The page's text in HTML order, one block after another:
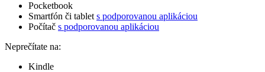
Pocketbook
Smartfón či tablet s podporovanou aplikáciou
Počítač s podporovanou aplikáciou
Neprečítate na:
Kindle